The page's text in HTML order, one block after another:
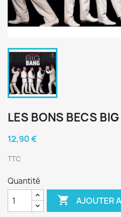
LES BONS BECS
12,90 €
TTC
Quantité
 AJOUTER